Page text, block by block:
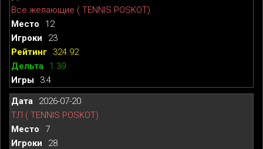
Все желающие ( TENNIS POSKOT)
12
23
324.92
1.39
3:4
2026-07-20
ТЛ ( TENNIS POSKOT)
7
28